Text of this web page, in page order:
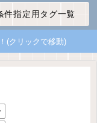
件指定用タグ一覧
(クリックで移動)